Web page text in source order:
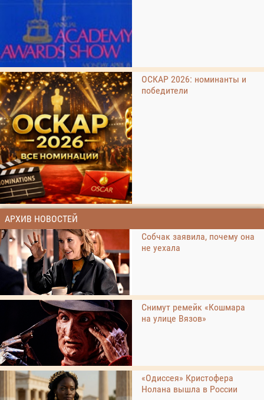
ОСКАР 2026: номинанты и
победители
АРХИВ НОВОСТЕЙ
Собчак заявила, почему она
не уехала
Снимут ремейк «Кошмара
на улице Вязов»
«Одиссея» Кристофера
Нолана вышла в России